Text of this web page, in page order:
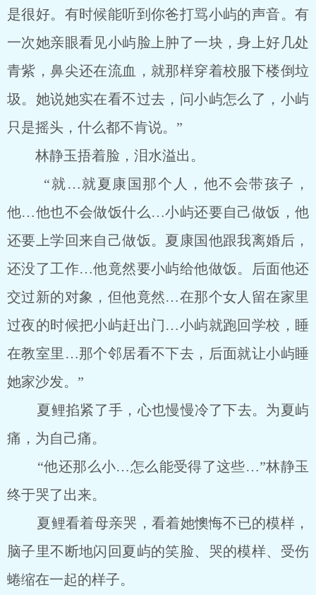
是很好。有时候能听到你爸打骂小屿的声音。有
一次她亲眼看见小屿脸上肿了一块，身上好几处
青紫，鼻尖还在流血，就那样穿着校服下楼倒垃
圾。她说她实在看不过去，问小屿怎么了，小屿
只是摇头，什么都不肯说。”
林静玉捂着脸，泪水溢出。
“就…就夏康国那个人，他不会带孩子，
他…他也不会做饭什么…小屿还要自己做饭，他
还要上学回来自己做饭。夏康国他跟我离婚后，
还没了工作…他竟然要小屿给他做饭。后面他还
交过新的对象，但他竟然…在那个女人留在家里
过夜的时候把小屿赶出门…小屿就跑回学校，睡
在教室里…那个邻居看不下去，后面就让小屿睡
她家沙发。”
夏鲤掐紧了手，心也慢慢冷了下去。为夏屿
痛，为自己痛。
“他还那么小…怎么能受得了这些…”林静玉
终于哭了出来。
夏鲤看着母亲哭，看着她懊悔不已的模样，
脑子里不断地闪回夏屿的笑脸、哭的模样、受伤
蜷缩在一起的样子。